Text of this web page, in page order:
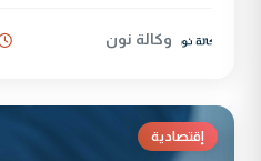
وكالة نون
إقتصادية